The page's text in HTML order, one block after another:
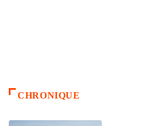
CHRONIQUE